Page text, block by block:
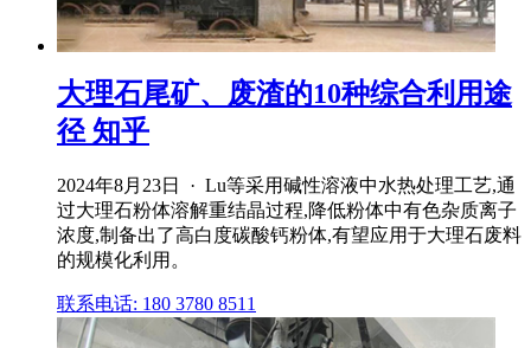
大理石尾矿、废渣的10种综合利用途
径 知乎
2024年8月23日 · Lu等采用碱性溶液中水热处理工艺,通
过大理石粉体溶解重结晶过程,降低粉体中有色杂质离子
浓度,制备出了高白度碳酸钙粉体,有望应用于大理石废料
的规模化利用。
联系电话: 180 3780 8511